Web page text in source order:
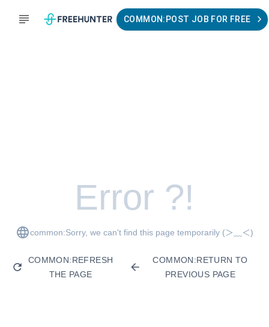
COMMON:POST JOB FOR FREE
Error ?!
common:Sorry, we can't find this page temporarily (＞﹏＜)
COMMON:REFRESH
THE PAGE
COMMON:RETURN TO
PREVIOUS PAGE